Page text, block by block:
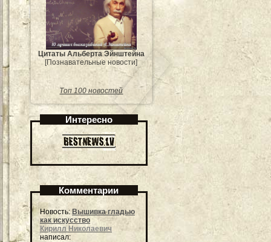
Цитаты Альберта Эйнштейна
[Познавательные новости]
Топ 100 новостей
Интересно
Комментарии
Новость: Вышивка гладью
как искусство
Кирилл Николаевич
написал: